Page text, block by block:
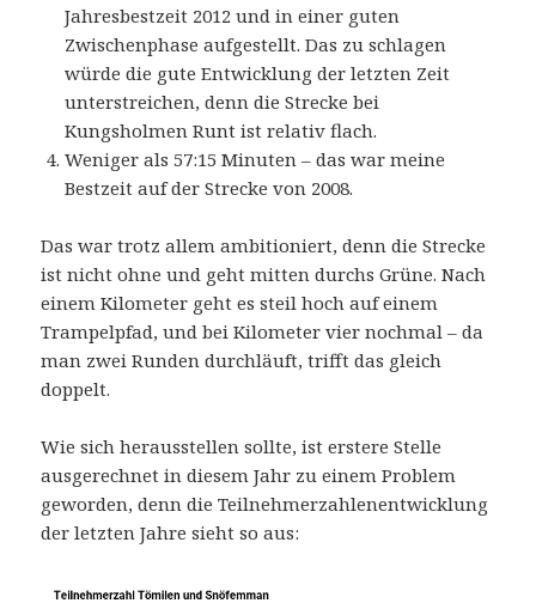
Jahresbestzeit 2012 und in einer guten
Zwischenphase aufgestellt. Das zu schlagen
würde die gute Entwicklung der letzten Zeit
unterstreichen, denn die Strecke bei
Kungsholmen Runt ist relativ flach.
Weniger als 57:15 Minuten – das war meine
Bestzeit auf der Strecke von 2008.
Das war trotz allem ambitioniert, denn die Strecke
ist nicht ohne und geht mitten durchs Grüne. Nach
einem Kilometer geht es steil hoch auf einem
Trampelpfad, und bei Kilometer vier nochmal – da
man zwei Runden durchläuft, trifft das gleich
doppelt.
Wie sich herausstellen sollte, ist erstere Stelle
ausgerechnet in diesem Jahr zu einem Problem
geworden, denn die Teilnehmerzahlenentwicklung
der letzten Jahre sieht so aus: